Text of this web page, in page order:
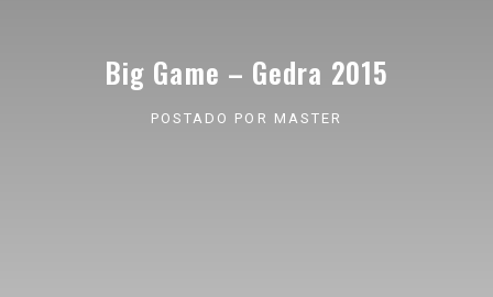
Big Game – Gedra 2015
POSTADO POR MASTER